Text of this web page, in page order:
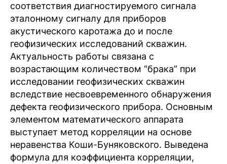
соответствия диагностируемого сигнала
эталонному сигналу для приборов
акустического каротажа до и после
геофизических исследований скважин.
Актуальность работы связана с
возрастающим количеством “брака” при
исследовании геофизических скважин
вследствие несвоевременного обнаружения
дефекта геофизического прибора. Основным
элементом математического аппарата
выступает метод корреляции на основе
неравенства Коши-Буняковского. Выведена
формула для коэффициента корреляции,